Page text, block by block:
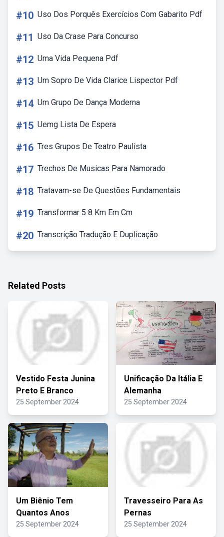
#10 Uso Dos Porquês Exercícios Com Gabarito Pdf
#11 Uso Da Crase Para Concurso
#12 Uma Vida Pequena Pdf
#13 Um Sopro De Vida Clarice Lispector Pdf
#14 Um Grupo De Dança Moderna
#15 Uemg Lista De Espera
#16 Tres Grupos De Teatro Paulista
#17 Trechos De Musicas Para Namorado
#18 Tratavam-se De Questões Fundamentais
#19 Transformar 5 8 Km Em Cm
#20 Transcrição Tradução E Duplicação
Related Posts
Vestido Festa Junina
Preto E Branco
25 September 2024
Unificação Da Itália E
Alemanha
25 September 2024
Um Biênio Tem
Quantos Anos
25 September 2024
Travesseiro Para As
Pernas
25 September 2024